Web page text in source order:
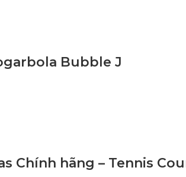
Bubble J
Chính hãng – Tennis